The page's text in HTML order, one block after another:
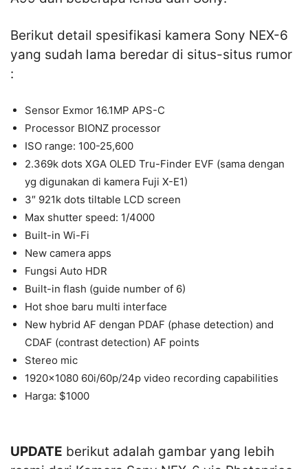
Berikut detail spesifikasi kamera Sony NEX-6
yang sudah lama beredar di situs-situs rumor
:
Sensor Exmor 16.1MP APS-C
Processor BIONZ processor
ISO range: 100-25,600
2.369k dots XGA OLED Tru-Finder EVF (sama dengan
yg digunakan di kamera Fuji X-E1)
3″ 921k dots tiltable LCD screen
Max shutter speed: 1/4000
Built-in Wi-Fi
New camera apps
Fungsi Auto HDR
Built-in flash (guide number of 6)
Hot shoe baru multi interface
New hybrid AF dengan PDAF (phase detection) and
CDAF (contrast detection) AF points
Stereo mic
1920×1080 60i/60p/24p video recording capabilities
Harga: $1000
UPDATE berikut adalah gambar yang lebih